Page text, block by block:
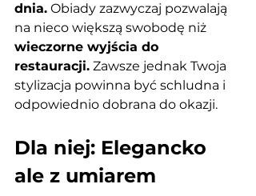
dnia. Obiady zazwyczaj pozwalają
na nieco większą swobodę niż
wieczorne wyjścia do
restauracji. Zawsze jednak Twoja
stylizacja powinna być schludna i
odpowiednio dobrana do okazji.
Dla niej: Elegancko
ale z umiarem